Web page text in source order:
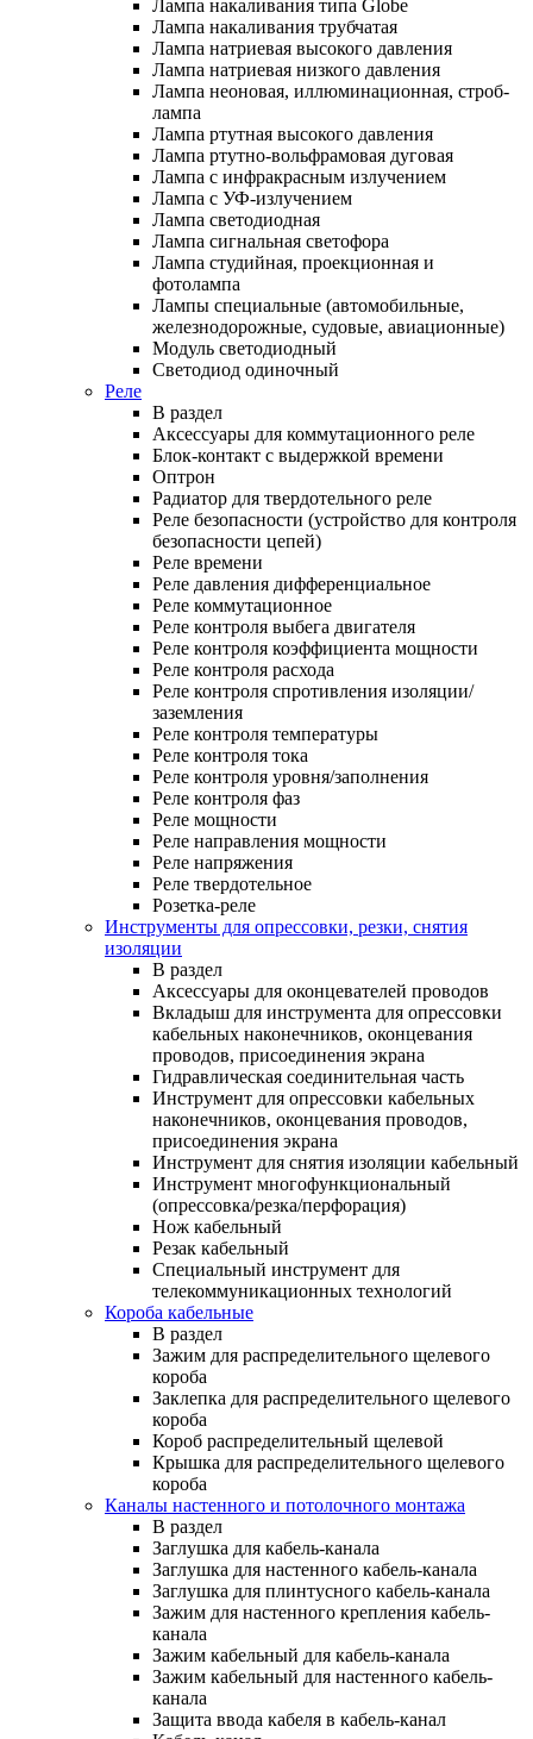
Лампа накаливания типа Globe
Лампа накаливания трубчатая
Лампа натриевая высокого давления
Лампа натриевая низкого давления
Лампа неоновая, иллюминационная, строб-
лампа
Лампа ртутная высокого давления
Лампа ртутно-вольфрамовая дуговая
Лампа с инфракрасным излучением
Лампа с УФ-излучением
Лампа светодиодная
Лампа сигнальная светофора
Лампа студийная, проекционная и
фотолампа
Лампы специальные (автомобильные,
железнодорожные, судовые, авиационные)
Модуль светодиодный
Светодиод одиночный
Реле
В раздел
Аксессуары для коммутационного реле
Блок-контакт с выдержкой времени
Оптрон
Радиатор для твердотельного реле
Реле безопасности (устройство для контроля
безопасности цепей)
Реле времени
Реле давления дифференциальное
Реле коммутационное
Реле контроля выбега двигателя
Реле контроля коэффициента мощности
Реле контроля расхода
Реле контроля спротивления изоляции/
заземления
Реле контроля температуры
Реле контроля тока
Реле контроля уровня/заполнения
Реле контроля фаз
Реле мощности
Реле направления мощности
Реле напряжения
Реле твердотельное
Розетка-реле
Инструменты для опрессовки, резки, снятия
изоляции
В раздел
Аксессуары для оконцевателей проводов
Вкладыш для инструмента для опрессовки
кабельных наконечников, оконцевания
проводов, присоединения экрана
Гидравлическая соединительная часть
Инструмент для опрессовки кабельных
наконечников, оконцевания проводов,
присоединения экрана
Инструмент для снятия изоляции кабельный
Инструмент многофункциональный
(опрессовка/резка/перфорация)
Нож кабельный
Резак кабельный
Специальный инструмент для
телекоммуникационных технологий
Короба кабельные
В раздел
Зажим для распределительного щелевого
короба
Заклепка для распределительного щелевого
короба
Короб распределительный щелевой
Крышка для распределительного щелевого
короба
Каналы настенного и потолочного монтажа
В раздел
Заглушка для кабель-канала
Заглушка для настенного кабель-канала
Заглушка для плинтусного кабель-канала
Зажим для настенного крепления кабель-
канала
Зажим кабельный для кабель-канала
Зажим кабельный для настенного кабель-
канала
Защита ввода кабеля в кабель-канал